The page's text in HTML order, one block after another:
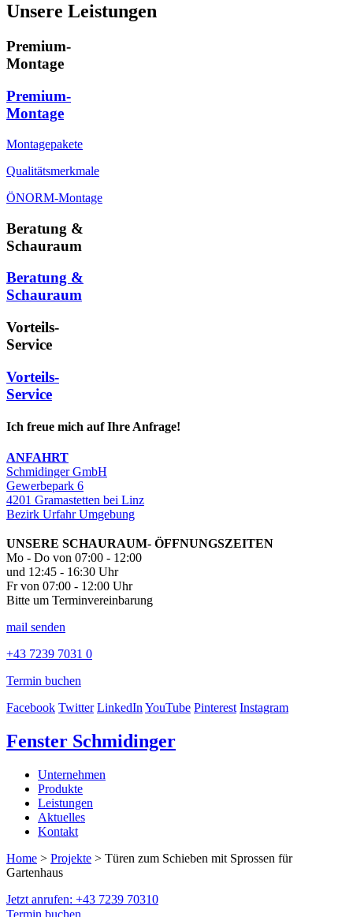
Unsere Leistungen
Premium-
Montage
Premium-
Montage
Montagepakete
Qualitätsmerkmale
ÖNORM-Montage
Beratung &
Schauraum
Beratung &
Schauraum
Vorteils-
Service
Vorteils-
Service
Ich freue mich auf Ihre Anfrage!
ANFAHRT
Schmidinger GmbH
Gewerbepark 6
4201 Gramastetten bei Linz
Bezirk Urfahr Umgebung
UNSERE SCHAURAUM- ÖFFNUNGSZEITEN
Mo - Do von 07:00 - 12:00
und 12:45 - 16:30 Uhr
Fr von 07:00 - 12:00 Uhr
Bitte um Terminvereinbarung
mail senden
+43 7239 7031 0
Termin buchen
Facebook Twitter LinkedInYouTube Pinterest Instagram
Fenster Schmidinger
Unternehmen
Produkte
Leistungen
Aktuelles
Kontakt
Home > Projekte > Türen zum Schieben mit Sprossen für
Gartenhaus
Jetzt anrufen: +43 7239 70310